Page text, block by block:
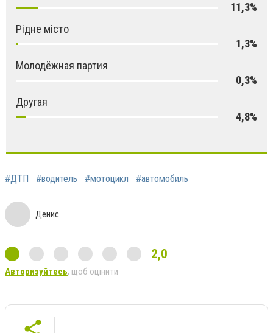
11,3%
Рідне місто
1,3%
Молодёжная партия
0,3%
Другая
4,8%
#ДТП #водитель #мотоцикл #автомобиль
Денис
2,0
Авторизуйтесь, щоб оцінити